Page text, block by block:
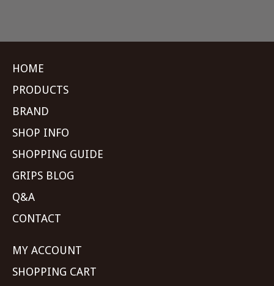
HOME
PRODUCTS
BRAND
SHOP INFO
SHOPPING GUIDE
GRIPS BLOG
Q&A
CONTACT
MY ACCOUNT
SHOPPING CART